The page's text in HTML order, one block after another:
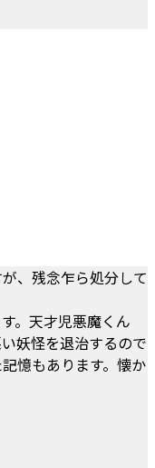
、残念乍ら処分して
。天才児悪魔くん
妖怪を退治するので
憶もあります。懐か